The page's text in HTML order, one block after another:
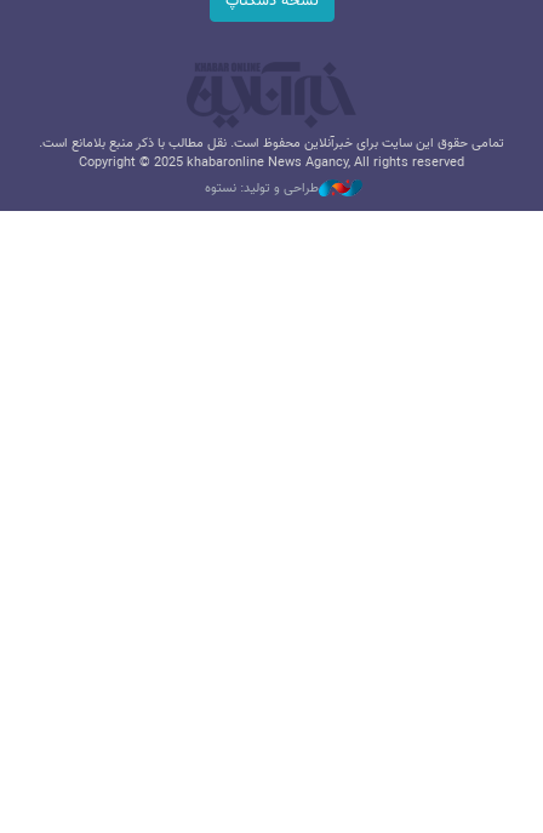
تمامی حقوق این سایت برای خبرآنلاین محفوظ است. نقل مطالب با ذکر منبع بلامانع است.
Copyright © 2025 khabaronline News Agancy, All rights reserved
طراحی و تولید: نستوه